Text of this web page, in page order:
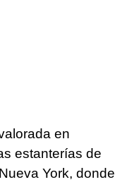
en
estanterías de
York, donde